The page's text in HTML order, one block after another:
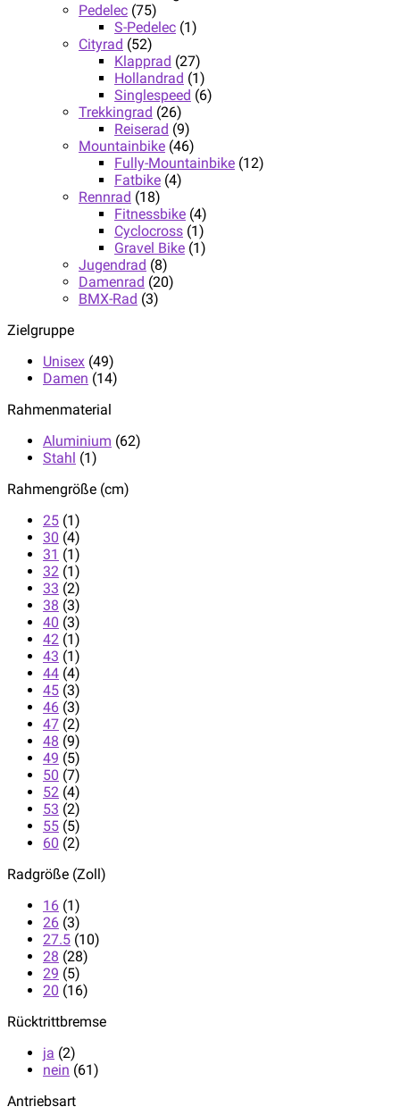
Pedelec (75)
S-Pedelec (1)
Cityrad (52)
Klapprad (27)
Hollandrad (1)
Singlespeed (6)
Trekkingrad (26)
Reiserad (9)
Mountainbike (46)
Fully-Mountainbike (12)
Fatbike (4)
Rennrad (18)
Fitnessbike (4)
Cyclocross (1)
Gravel Bike (1)
Jugendrad (8)
Damenrad (20)
BMX-Rad (3)
Zielgruppe
Unisex (49)
Damen (14)
Rahmenmaterial
Aluminium (62)
Stahl (1)
Rahmengröße (cm)
25 (1)
30 (4)
31 (1)
32 (1)
33 (2)
38 (3)
40 (3)
42 (1)
43 (1)
44 (4)
45 (3)
46 (3)
47 (2)
48 (9)
49 (5)
50 (7)
52 (4)
53 (2)
55 (5)
60 (2)
Radgröße (Zoll)
16 (1)
26 (3)
27.5 (10)
28 (28)
29 (5)
20 (16)
Rücktrittbremse
ja (2)
nein (61)
Antriebsart